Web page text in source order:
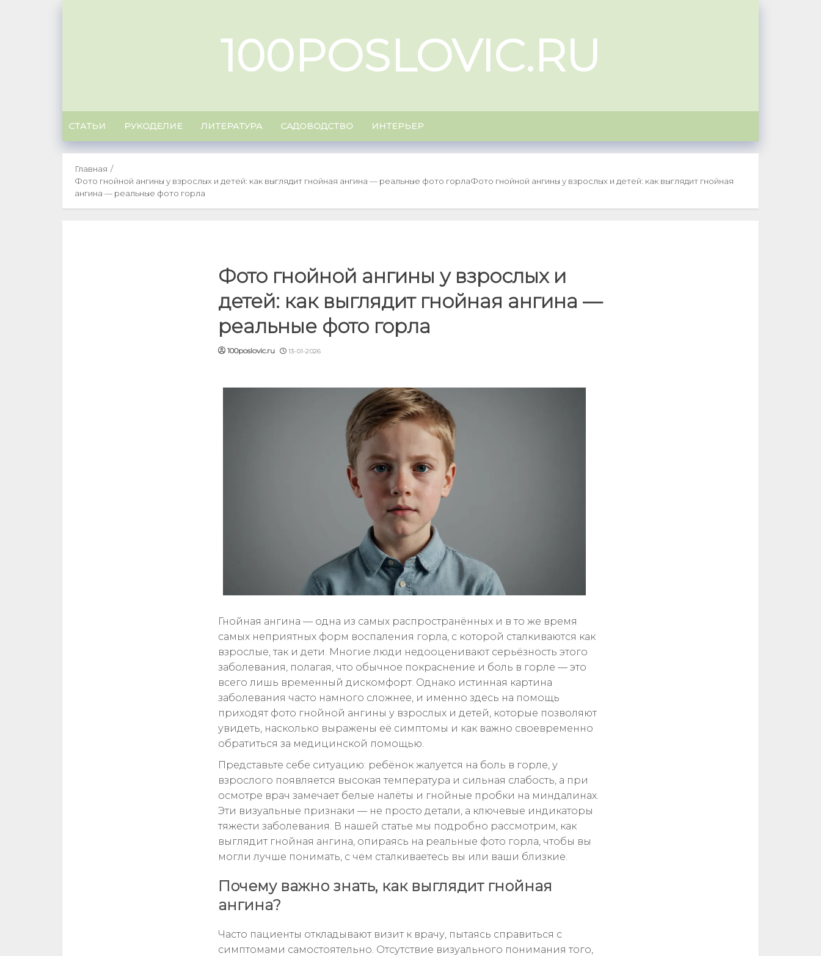
100POSLOVIC.RU
СТАТЬИ РУКОДЕЛИЕ ЛИТЕРАТУРА САДОВОДСТВО ИНТЕРЬЕР
Главная
Фото гнойной ангины у взрослых и детей: как выглядит гнойная ангина — реальные фото горлаФото гнойной ангины у взрослых и детей: как выглядит гнойная
ангина — реальные фото горла
Фото гнойной ангины у взрослых и
детей: как выглядит гнойная ангина —
реальные фото горла
100poslovic.ru 13-01-2026
Гнойная ангина — одна из самых распространённых и в то же время
самых неприятных форм воспаления горла, с которой сталкиваются как
взрослые, так и дети. Многие люди недооценивают серьёзность этого
заболевания, полагая, что обычное покраснение и боль в горле — это
всего лишь временный дискомфорт. Однако истинная картина
заболевания часто намного сложнее, и именно здесь на помощь
приходят фото гнойной ангины у взрослых и детей, которые позволяют
увидеть, насколько выражены её симптомы и как важно своевременно
обратиться за медицинской помощью.
Представьте себе ситуацию: ребёнок жалуется на боль в горле, у
взрослого появляется высокая температура и сильная слабость, а при
осмотре врач замечает белые налёты и гнойные пробки на миндалинах.
Эти визуальные признаки — не просто детали, а ключевые индикаторы
тяжести заболевания. В нашей статье мы подробно рассмотрим, как
выглядит гнойная ангина, опираясь на реальные фото горла, чтобы вы
могли лучше понимать, с чем сталкиваетесь вы или ваши близкие.
Почему важно знать, как выглядит гнойная
ангина?
Часто пациенты откладывают визит к врачу, пытаясь справиться с
симптомами самостоятельно. Отсутствие визуального понимания того,